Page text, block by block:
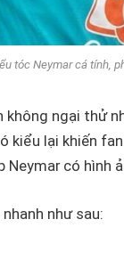
tóc Neymar cá tính,
ngại thử
kiểu lại khiến
có hình
như sau: